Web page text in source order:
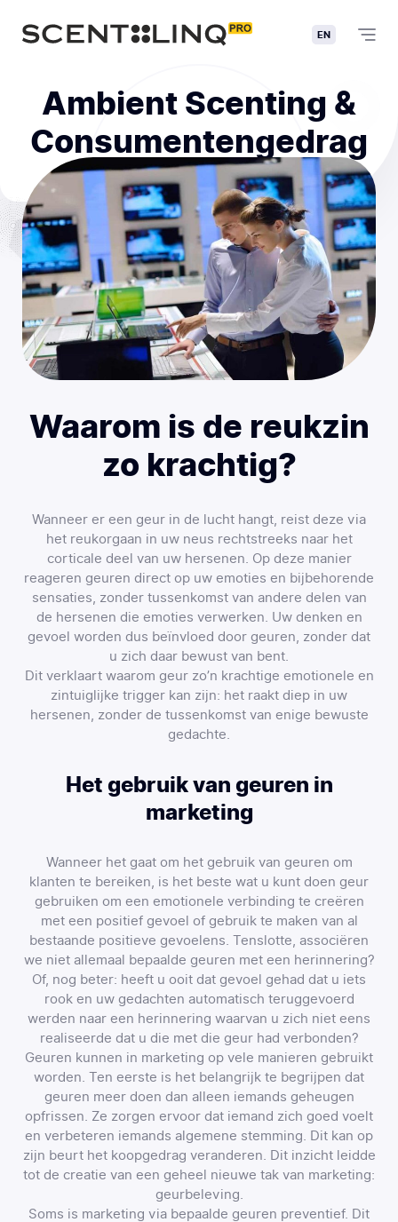
EN
Ambient Scenting &
Consumentengedrag
Waarom is de reukzin
zo krachtig?
Wanneer er een geur in de lucht hangt, reist deze via
het reukorgaan in uw neus rechtstreeks naar het
corticale deel van uw hersenen. Op deze manier
reageren geuren direct op uw emoties en bijbehorende
sensaties, zonder tussenkomst van andere delen van
de hersenen die emoties verwerken. Uw denken en
gevoel worden dus beïnvloed door geuren, zonder dat
u zich daar bewust van bent.
Dit verklaart waarom geur zo’n krachtige emotionele en
zintuiglijke trigger kan zijn: het raakt diep in uw
hersenen, zonder de tussenkomst van enige bewuste
gedachte.
Het gebruik van geuren in
marketing
Wanneer het gaat om het gebruik van geuren om
klanten te bereiken, is het beste wat u kunt doen geur
gebruiken om een emotionele verbinding te creëren
met een positief gevoel of gebruik te maken van al
bestaande positieve gevoelens. Tenslotte, associëren
we niet allemaal bepaalde geuren met een herinnering?
Of, nog beter: heeft u ooit dat gevoel gehad dat u iets
rook en uw gedachten automatisch teruggevoerd
werden naar een herinnering waarvan u zich niet eens
realiseerde dat u die met die geur had verbonden?
Geuren kunnen in marketing op vele manieren gebruikt
worden. Ten eerste is het belangrijk te begrijpen dat
geuren meer doen dan alleen iemands geheugen
opfrissen. Ze zorgen ervoor dat iemand zich goed voelt
en verbeteren iemands algemene stemming. Dit kan op
zijn beurt het koopgedrag veranderen. Dit inzicht leidde
tot de creatie van een geheel nieuwe tak van marketing:
geurbeleving.
Soms is marketing via bepaalde geuren preventief. Dit